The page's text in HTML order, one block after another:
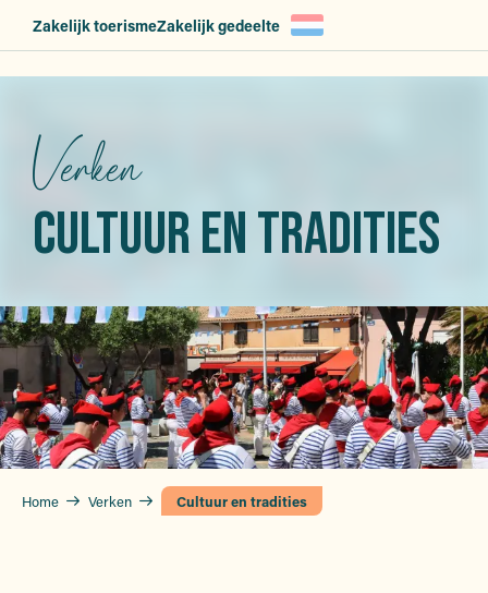
Zakelijk toerismeZakelijk gedeelte
Verken
CULTUUR EN TRADITIES
Home Verken Cultuur en tradities